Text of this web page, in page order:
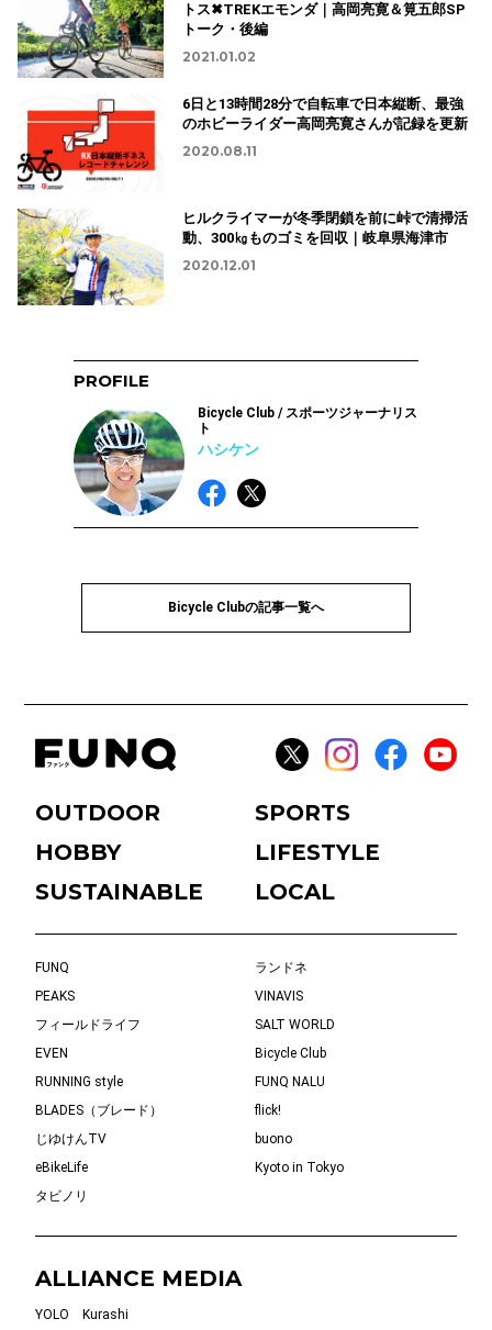
トス✖TREKエモンダ｜高岡亮寛＆筧五郎SP
トーク・後編
2021.01.02
6日と13時間28分で自転車で日本縦断、最強
のホビーライダー高岡亮寛さんが記録を更新
2020.08.11
ヒルクライマーが冬季閉鎖を前に峠で清掃活
動、300㎏ものゴミを回収｜岐阜県海津市
2020.12.01
PROFILE
Bicycle Club / スポーツジャーナリス
ト
ハシケン
Bicycle Clubの記事一覧へ
OUTDOOR
SPORTS
HOBBY
LIFESTYLE
SUSTAINABLE
LOCAL
FUNQ
ランドネ
PEAKS
VINAVIS
フィールドライフ
SALT WORLD
EVEN
Bicycle Club
RUNNING style
FUNQ NALU
BLADES（ブレード）
flick!
じゆけんTV
buono
eBikeLife
Kyoto in Tokyo
タビノリ
ALLIANCE MEDIA
YOLO Kurashi